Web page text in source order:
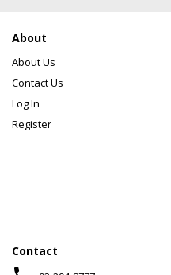
About
About Us
Contact Us
Log In
Register
Contact